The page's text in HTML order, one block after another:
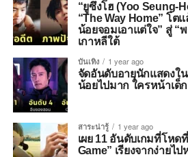
“ยูซึงโฮ (Yoo Seung-
“The Way Home” โต
น้อยจอมเอาแต่ใจ” สู่ “
เกาหลีใต้
บันเทิง 1 year ago
จัดอันดับอายุนักแสดงใน
น้อยไปมาก ใครหน้าเด็
สาระน่ารู้ 1 year ago
เผย 11 อันดับเกมที่โห
Game” เรียงจากง่ายไ